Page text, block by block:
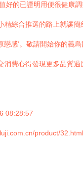
的已證明用便很健康
綜合推選的路上就讓
感’。敬請開始你的
費心得發現更多品質
08:28:57
product/32.html